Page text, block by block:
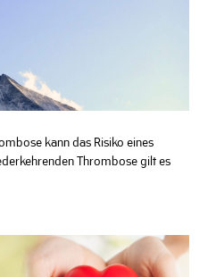
kann das Risiko eines
Thrombose gilt es